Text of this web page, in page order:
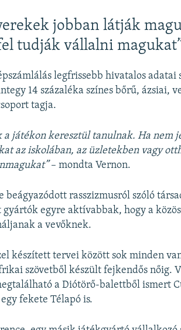
jobban látják
tudják vállalni magukat”
legfrissebb hivatalos
14 százaléka színes bőrű, ázsiai,
tagja.
a játékon keresztül tanulnak. Ha nem
az iskolában, az üzletekben vagy
– mondta Vernon.
beágyazódott rasszizmusról szóló
egyre aktívabbak, hogy a
a vevőknek.
készített tervei között sok minden
szövetből készült fejkendős nőig.
a Diótörő-balettből ismert
fekete Télapó is.